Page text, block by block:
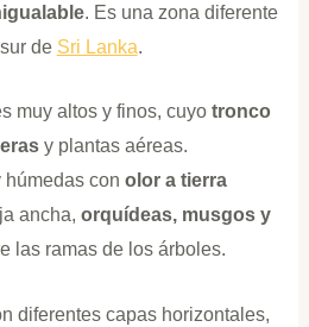
. Es una zona diferente
de Sri Lanka.
muy altos y finos, cuyo tronco
y plantas aéreas.
húmedas con olor a tierra
ancha, orquídeas, musgos y
las ramas de los árboles.
diferentes capas horizontales,